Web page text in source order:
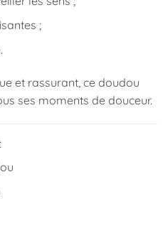
;
et rassurant, ce doudou
ses moments de douceur.